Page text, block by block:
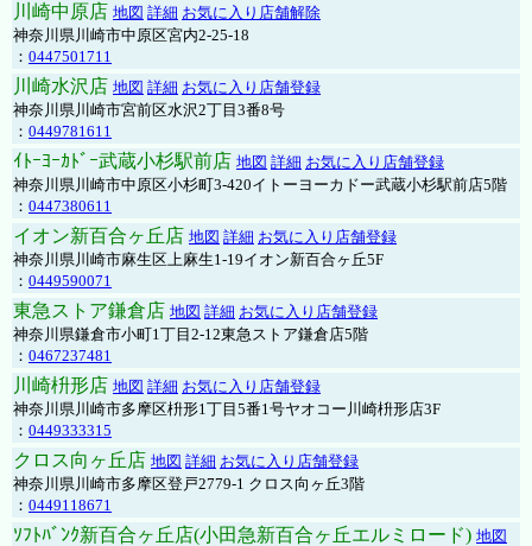
川崎中原店 地図 詳細 お気に入り店舗解除
神奈川県川崎市中原区宮内2-25-18
： 0447501711
川崎水沢店 地図 詳細 お気に入り店舗登録
神奈川県川崎市宮前区水沢2丁目3番8号
： 0449781611
ｲﾄｰﾖｰｶﾄﾞｰ武蔵小杉駅前店 地図 詳細 お気に入り店舗登録
神奈川県川崎市中原区小杉町3-420イトーヨーカドー武蔵小杉駅前店5階
： 0447380611
イオン新百合ヶ丘店 地図 詳細 お気に入り店舗登録
神奈川県川崎市麻生区上麻生1-19イオン新百合ヶ丘5F
： 0449590071
東急ストア鎌倉店 地図 詳細 お気に入り店舗登録
神奈川県鎌倉市小町1丁目2-12東急ストア鎌倉店5階
： 0467237481
川崎枡形店 地図 詳細 お気に入り店舗登録
神奈川県川崎市多摩区枡形1丁目5番1号ヤオコー川崎枡形店3F
： 0449333315
クロス向ヶ丘店 地図 詳細 お気に入り店舗登録
神奈川県川崎市多摩区登戸2779-1 クロス向ヶ丘3階
： 0449118671
ｿﾌﾄﾊﾞﾝｸ新百合ヶ丘店(小田急新百合ヶ丘エルミロード) 地図